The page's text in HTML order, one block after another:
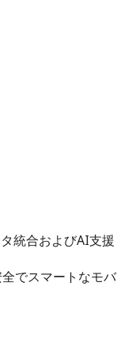
統合およびAI支援
でスマートなモバ